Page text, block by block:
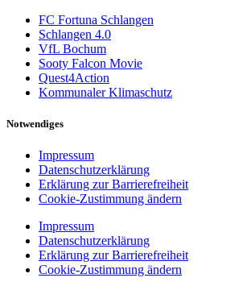
FC Fortuna Schlangen
Schlangen 4.0
VfL Bochum
Sooty Falcon Movie
Quest4Action
Kommunaler Klimaschutz
Notwendiges
Impressum
Datenschutzerklärung
Erklärung zur Barrierefreiheit
Cookie-Zustimmung ändern
Impressum
Datenschutzerklärung
Erklärung zur Barrierefreiheit
Cookie-Zustimmung ändern